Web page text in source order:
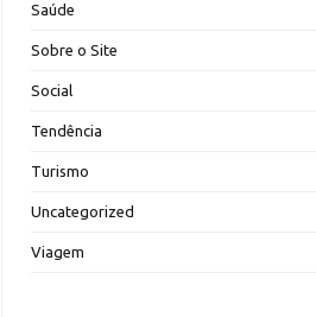
Saúde
Sobre o Site
Social
Tendência
Turismo
Uncategorized
Viagem